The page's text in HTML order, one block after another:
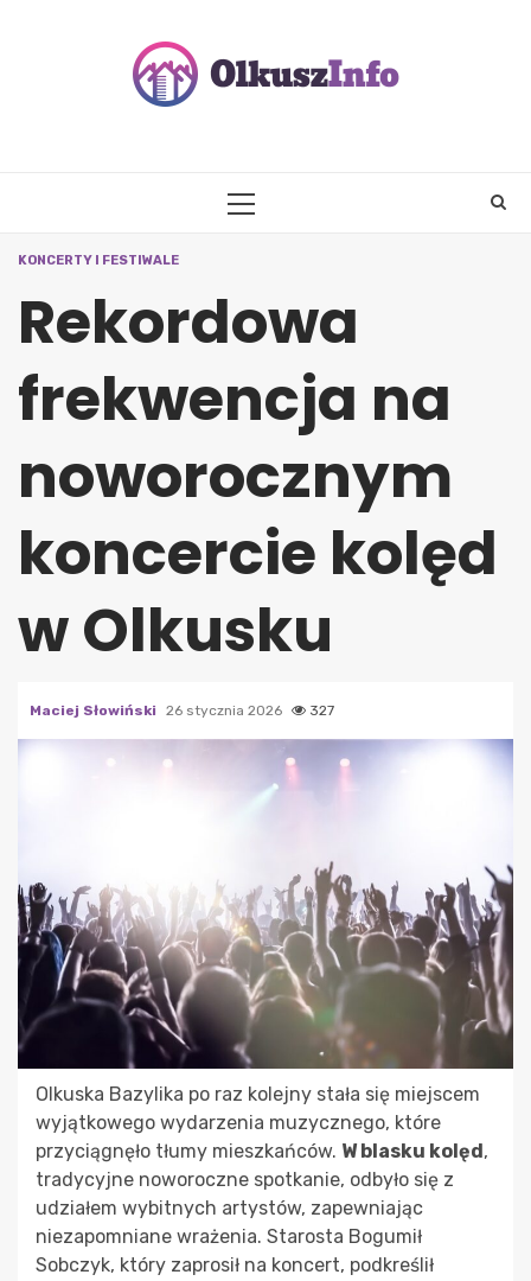
PRIMARY
KONCERTY I FESTIWALE
Rekordowa
frekwencja na
noworocznym
koncercie kolęd
w Olkusku
Maciej Słowiński 26 stycznia 2026 327
Olkuska Bazylika po raz kolejny stała się miejscem
wyjątkowego wydarzenia muzycznego, które
przyciągnęło tłumy mieszkańców. W blasku kolęd,
tradycyjne noworoczne spotkanie, odbyło się z
udziałem wybitnych artystów, zapewniając
niezapomniane wrażenia. Starosta Bogumił
Sobczyk, który zaprosił na koncert, podkreślił